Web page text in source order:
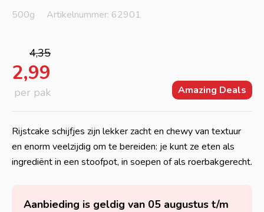
500g Artikelnummer: 62901
4,35
2,99
per pak Amazing Deals
Rijstcake schijfjes zijn lekker zacht en chewy van textuur
en enorm veelzijdig om te bereiden: je kunt ze eten als
ingrediënt in een stoofpot, in soepen of als roerbakgerecht.
Aanbieding is geldig van 05 augustus t/m